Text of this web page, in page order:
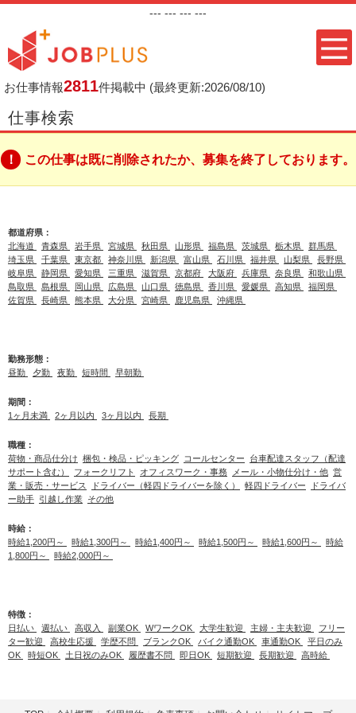
--- --- --- ---
お仕事情報2811件掲載中 (最終更新:2026/08/10)
仕事検索
この仕事は既に削除されたか、募集を終了しております。
都道府県：
北海道
青森県 岩手県 宮城県 秋田県 山形県 福島県 茨城県 栃木県
群馬県
埼玉県
千葉県 東京都 神奈川県 新潟県 富山県 石川県 福井県 山梨県
長野県
岐阜県
静岡県 愛知県 三重県 滋賀県 京都府 大阪府 兵庫県 奈良県
和歌山県
鳥取県
島根県 岡山県 広島県 山口県 徳島県 香川県 愛媛県 高知県
福岡県
佐賀県
長崎県 熊本県 大分県 宮崎県 鹿児島県 沖縄県
勤務形態：
昼勤
夕勤 夜勤 短時間 早朝勤
期間：
1ヶ月未満
2ヶ月以内 3ヶ月以内 長期
職種：
荷物・商品仕分け 梱包・検品・ピッキング コールセンター
台車配達スタッフ（配達
サポート含む）
フォークリフト オフィスワーク・事務 メール・小物仕分け・他 営
業・販売・サービス
ドライバー（軽四ドライバーを除く） 軽四ドライバー
ドライバ
ー助手 引越し作業 その他
時給：
時給1,200円～
時給1,300円～ 時給1,400円～ 時給1,500円～ 時給1,600円～
時給
1,800円～
時給2,000円～
特徴：
日払い
週払い 高収入 副業OK WワークOK 大学生歓迎 主婦・主夫歓迎
フリー
ター歓迎
高校生応援 学歴不問 ブランクOK バイク通勤OK 車通勤OK
平日のみ
OK
時短OK 土日祝のみOK 履歴書不問 即日OK 短期歓迎 長期歓迎 高時給